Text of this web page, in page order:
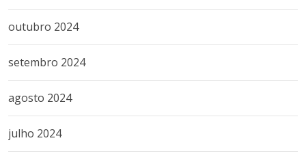
outubro 2024
setembro 2024
agosto 2024
julho 2024